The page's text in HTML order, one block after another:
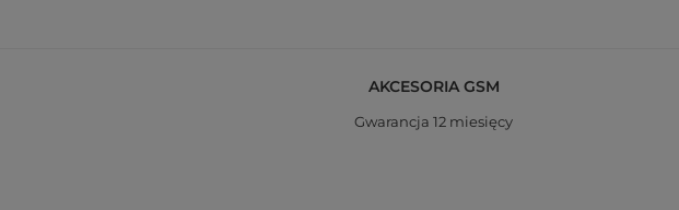
AKCESORIA GSM
Gwarancja 12 miesięcy